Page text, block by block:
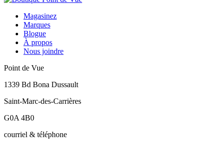
Magasinez
Marques
Blogue
À propos
Nous joindre
Point de Vue
1339 Bd Bona Dussault
Saint-Marc-des-Carrières
G0A 4B0
courriel & téléphone